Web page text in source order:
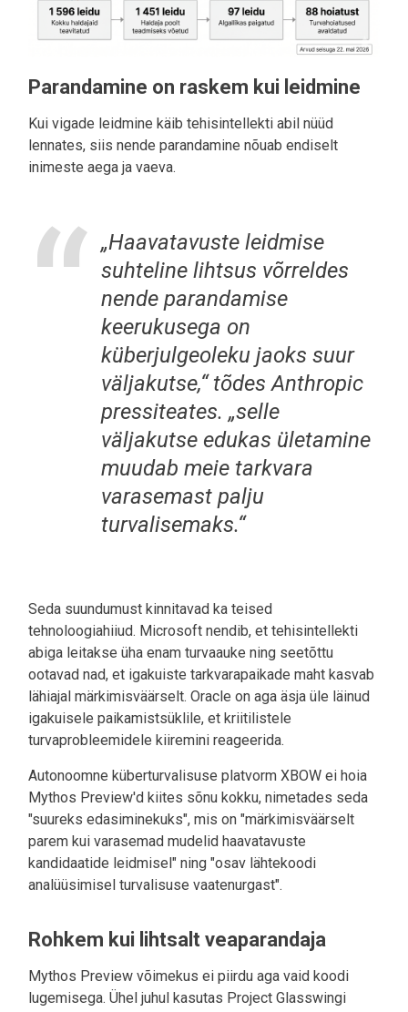
Parandamine on raskem kui leidmine
Kui vigade leidmine käib tehisintellekti abil nüüd
lennates, siis nende parandamine nõuab endiselt
inimeste aega ja vaeva.
„Haavatavuste leidmise
suhteline lihtsus võrreldes
nende parandamise
keerukusega on
küberjulgeoleku jaoks suur
väljakutse,“ tõdes Anthropic
pressiteates. „selle
väljakutse edukas ületamine
muudab meie tarkvara
varasemast palju
turvalisemaks.“
Seda suundumust kinnitavad ka teised
tehnoloogiahiiud. Microsoft nendib, et tehisintellekti
abiga leitakse üha enam turvaauke ning seetõttu
ootavad nad, et igakuiste tarkvarapaikade maht kasvab
lähiajal märkimisväärselt. Oracle on aga äsja üle läinud
igakuisele paikamistsüklile, et kriitilistele
turvaprobleemidele kiiremini reageerida.
Autonoomne küberturvalisuse platvorm XBOW ei hoia
Mythos Preview'd kiites sõnu kokku, nimetades seda
"suureks edasiminekuks", mis on "märkimisväärselt
parem kui varasemad mudelid haavatavuste
kandidaatide leidmisel" ning "osav lähtekoodi
analüüsimisel turvalisuse vaatenurgast".
Rohkem kui lihtsalt veaparandaja
Mythos Preview võimekus ei piirdu aga vaid koodi
lugemisega. Ühel juhul kasutas Project Glasswingi